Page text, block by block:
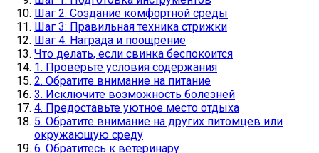
Шаг 2: Создание комфортной среды
Шаг 3: Правильная техника стрижки
Шаг 4: Награда и поощрение
Что делать, если свинка беспокоится
1. Проверьте условия содержания
2. Обратите внимание на питание
3. Исключите возможность болезней
4. Предоставьте уютное место отдыха
5. Обратите внимание на других питомцев или
окружающую среду
6. Обратитесь к ветеринару